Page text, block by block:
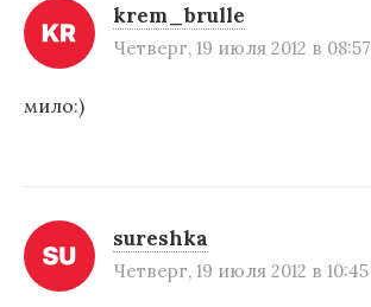
и
я
п
а
п
krem_brulle
Четверг, 19 июля 2012 в 08:57
мило:)
sureshka
Четверг, 19 июля 2012 в 10:45